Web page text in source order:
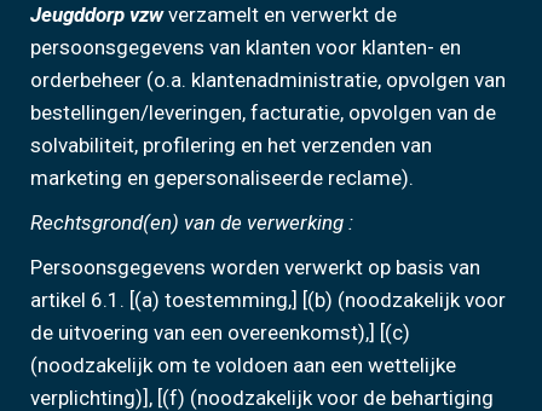
Jeugddorp vzwverzamelt en verwerkt de
persoonsgegevens van klanten voor klanten- en
orderbeheer (o.a. klantenadministratie, opvolgen van
bestellingen/leveringen, facturatie, opvolgen van de
solvabiliteit, profilering en het verzenden van
marketing en gepersonaliseerde reclame).
Rechtsgrond(en) van de verwerking :
Persoonsgegevens worden verwerkt op basis van
artikel 6.1. [(a) toestemming,] [(b) (noodzakelijk voor
de uitvoering van een overeenkomst),] [(c)
(noodzakelijk om te voldoen aan een wettelijke
verplichting)], [(f) (noodzakelijk voor de behartiging